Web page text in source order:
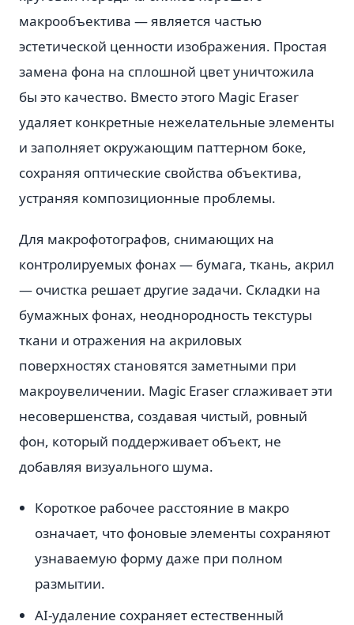
макрообъектива — является частью
эстетической ценности изображения. Простая
замена фона на сплошной цвет уничтожила
бы это качество. Вместо этого Magic Eraser
удаляет конкретные нежелательные элементы
и заполняет окружающим паттерном боке,
сохраняя оптические свойства объектива,
устраняя композиционные проблемы.
Для макрофотографов, снимающих на
контролируемых фонах — бумага, ткань, акрил
— очистка решает другие задачи. Складки на
бумажных фонах, неоднородность текстуры
ткани и отражения на акриловых
поверхностях становятся заметными при
макроувеличении. Magic Eraser сглаживает эти
несовершенства, создавая чистый, ровный
фон, который поддерживает объект, не
добавляя визуального шума.
Короткое рабочее расстояние в макро
означает, что фоновые элементы сохраняют
узнаваемую форму даже при полном
размытии.
AI-удаление сохраняет естественный